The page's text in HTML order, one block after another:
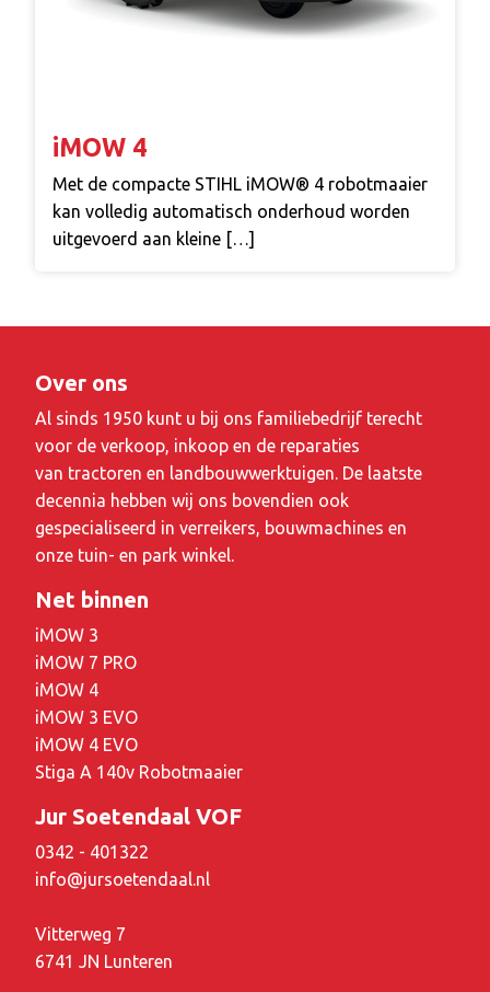
iMOW 4
Met de compacte STIHL iMOW® 4 robotmaaier
kan volledig automatisch onderhoud worden
uitgevoerd aan kleine […]
Over ons
Al sinds 1950 kunt u bij ons familiebedrijf terecht
voor de verkoop, inkoop en de reparaties
van tractoren en landbouwwerktuigen. De laatste
decennia hebben wij ons bovendien ook
gespecialiseerd in verreikers, bouwmachines en
onze tuin- en park winkel.
Net binnen
iMOW 3
iMOW 7 PRO
iMOW 4
iMOW 3 EVO
iMOW 4 EVO
Stiga A 140v Robotmaaier
Jur Soetendaal VOF
0342 - 401322
info@jursoetendaal.nl
Vitterweg 7
6741 JN Lunteren